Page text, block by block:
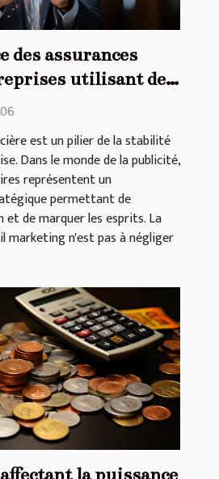
des assurances
utilisant des
est un pilier de la stabilité
Dans le monde de la publicité,
représentent un
permettant de
de marquer les esprits. La
marketing n'est pas à négliger
la puissance